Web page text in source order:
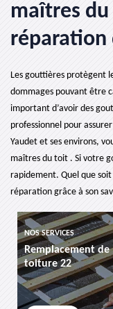
maîtres
réparation
Les gouttières protègent
dommages pouvant être
important d’avoir des
professionnel pour
Yaudet et ses environs,
maîtres du toit . Si votre
rapidement. Quel que
réparation grâce à son
de
NOS
VOIR